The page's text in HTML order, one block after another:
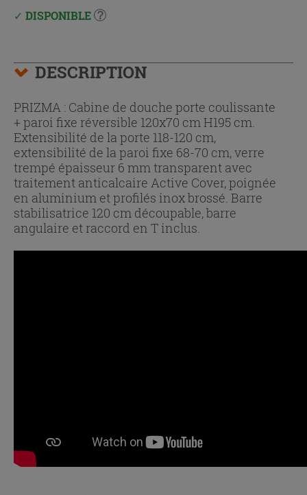
DISPONIBLE
DESCRIPTION
PRIZMA : Cabine de douche porte coulissante
+ paroi fixe réversible 120x70 cm H195 cm.
Extensibilité de la porte 118-120 cm,
extensibilité de la paroi fixe 68-70 cm, verre
trempé épaisseur 6 mm transparent avec
traitement anticalcaire Active Cover, poignée
en aluminium et profilés inox brossé. Barre
stabilisatrice 120 cm découpable, barre
angulaire et raccord en T inclus.